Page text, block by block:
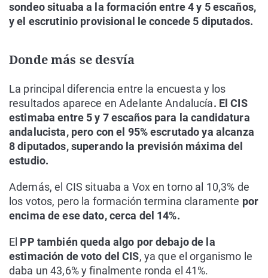
sondeo situaba a la formación entre 4 y 5 escaños,
y el escrutinio provisional le concede 5 diputados.
Donde más se desvía
La principal diferencia entre la encuesta y los
resultados aparece en Adelante Andalucía. El CIS
estimaba entre 5 y 7 escaños para la candidatura
andalucista, pero con el 95% escrutado ya alcanza
8 diputados, superando la previsión máxima del
estudio.
Además, el CIS situaba a Vox en torno al 10,3% de
los votos, pero la formación termina claramente por
encima de ese dato, cerca del 14%.
El PP también queda algo por debajo de la
estimación de voto del CIS, ya que el organismo le
daba un 43,6% y finalmente ronda el 41%.